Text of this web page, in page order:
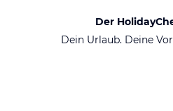
Der
Dein Urlaub. Deine